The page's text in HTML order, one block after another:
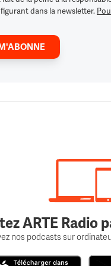
dans la newsletter.
ARTE Radio
nos podcasts sur